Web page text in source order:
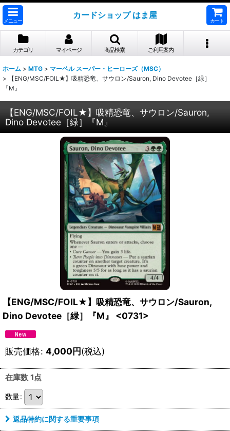
メニュー
カードショップ はま屋
カート
カテゴリ マイページ 商品検索 ご利用案内
ホーム > MTG > マーベル スーパー・ヒーローズ（MSC）
>
【ENG/MSC/FOIL★】吸精恐竜、サウロン/Sauron, Dino Devotee［緑］
『M』
【ENG/MSC/FOIL★】吸精恐竜、サウロン/Sauron,
Dino Devotee［緑］『M』
【ENG/MSC/FOIL★】吸精恐竜、サウロン/Sauron,
Dino Devotee［緑］『M』 <0731>
販売価格: 4,000円(税込)
在庫数 1点
数量:
返品特約に関する重要事項